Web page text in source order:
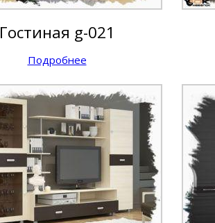
Гостиная g-021
Подробнее